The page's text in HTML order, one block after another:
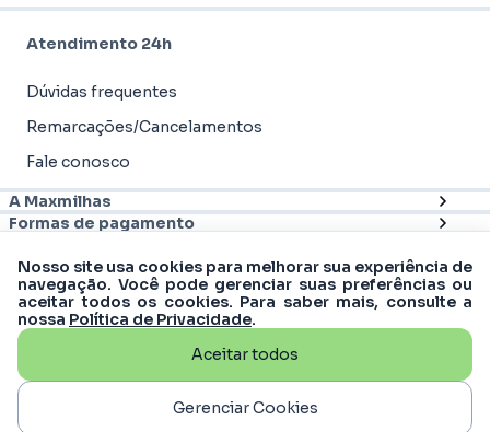
Nosso site usa cookies para melhorar sua experiência de
navegação. Você pode gerenciar suas preferências ou
aceitar todos os cookies. Para saber mais, consulte a
nossa Política de Privacidade.
Gerenciar Cookies
Aceitar todos
Atendimento 24h
Dúvidas frequentes
Remarcações/Cancelamentos
Fale conosco
A Maxmilhas
Formas de pagamento
Viagens S.A | CNPJ: 16.988.607/0001-61
Rua Matias Cardoso, 169, 11º andar - Santo